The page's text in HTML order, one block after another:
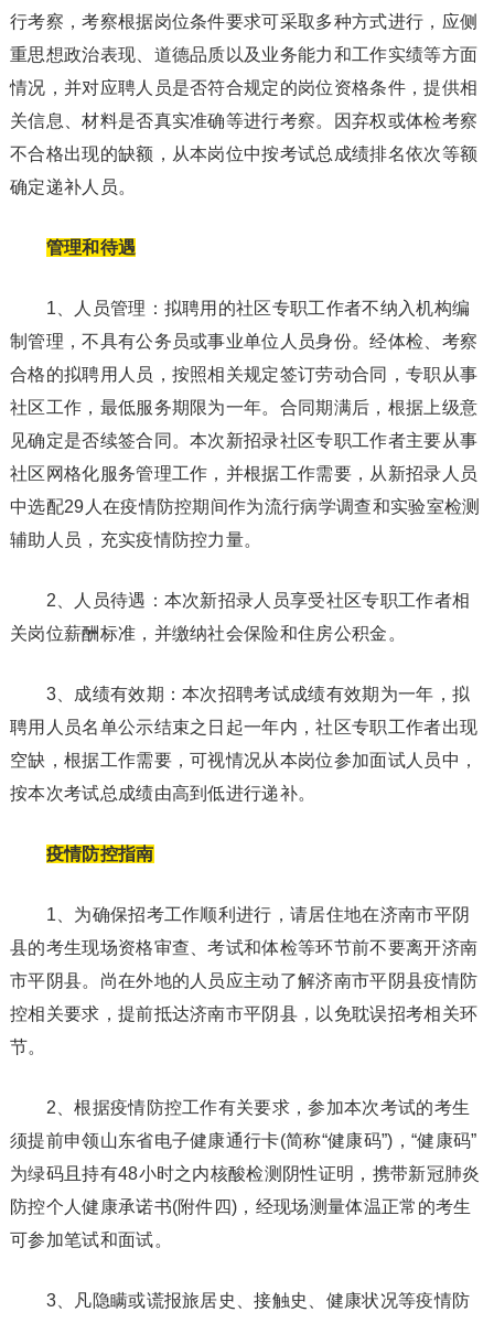
行考察，考察根据岗位条件要求可采取多种方式进行，应侧
重思想政治表现、道德品质以及业务能力和工作实绩等方面
情况，并对应聘人员是否符合规定的岗位资格条件，提供相
关信息、材料是否真实准确等进行考察。因弃权或体检考察
不合格出现的缺额，从本岗位中按考试总成绩排名依次等额
确定递补人员。
管理和待遇
1、人员管理：拟聘用的社区专职工作者不纳入机构编
制管理，不具有公务员或事业单位人员身份。经体检、考察
合格的拟聘用人员，按照相关规定签订劳动合同，专职从事
社区工作，最低服务期限为一年。合同期满后，根据上级意
见确定是否续签合同。本次新招录社区专职工作者主要从事
社区网格化服务管理工作，并根据工作需要，从新招录人员
中选配29人在疫情防控期间作为流行病学调查和实验室检测
辅助人员，充实疫情防控力量。
2、人员待遇：本次新招录人员享受社区专职工作者相
关岗位薪酬标准，并缴纳社会保险和住房公积金。
3、成绩有效期：本次招聘考试成绩有效期为一年，拟
聘用人员名单公示结束之日起一年内，社区专职工作者出现
空缺，根据工作需要，可视情况从本岗位参加面试人员中，
按本次考试总成绩由高到低进行递补。
疫情防控指南
1、为确保招考工作顺利进行，请居住地在济南市平阴
县的考生现场资格审查、考试和体检等环节前不要离开济南
市平阴县。尚在外地的人员应主动了解济南市平阴县疫情防
控相关要求，提前抵达济南市平阴县，以免耽误招考相关环
节。
2、根据疫情防控工作有关要求，参加本次考试的考生
须提前申领山东省电子健康通行卡(简称“健康码”)，“健康码”
为绿码且持有48小时之内核酸检测阴性证明，携带新冠肺炎
防控个人健康承诺书(附件四)，经现场测量体温正常的考生
可参加笔试和面试。
3、凡隐瞒或谎报旅居史、接触史、健康状况等疫情防